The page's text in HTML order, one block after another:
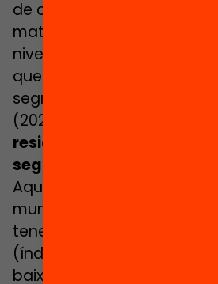
de casos la segregació
mateix municipi, i hi ha
nivells baixos de
que en canvi tenen xifres
segregació escolar. El
(2022) assenyala que
residencial explica
segregació escolar.
Aquest quadre mostra per
municipis de més de
tenen un alt índex de
(índex de dissimilitud)
baixos de segregació